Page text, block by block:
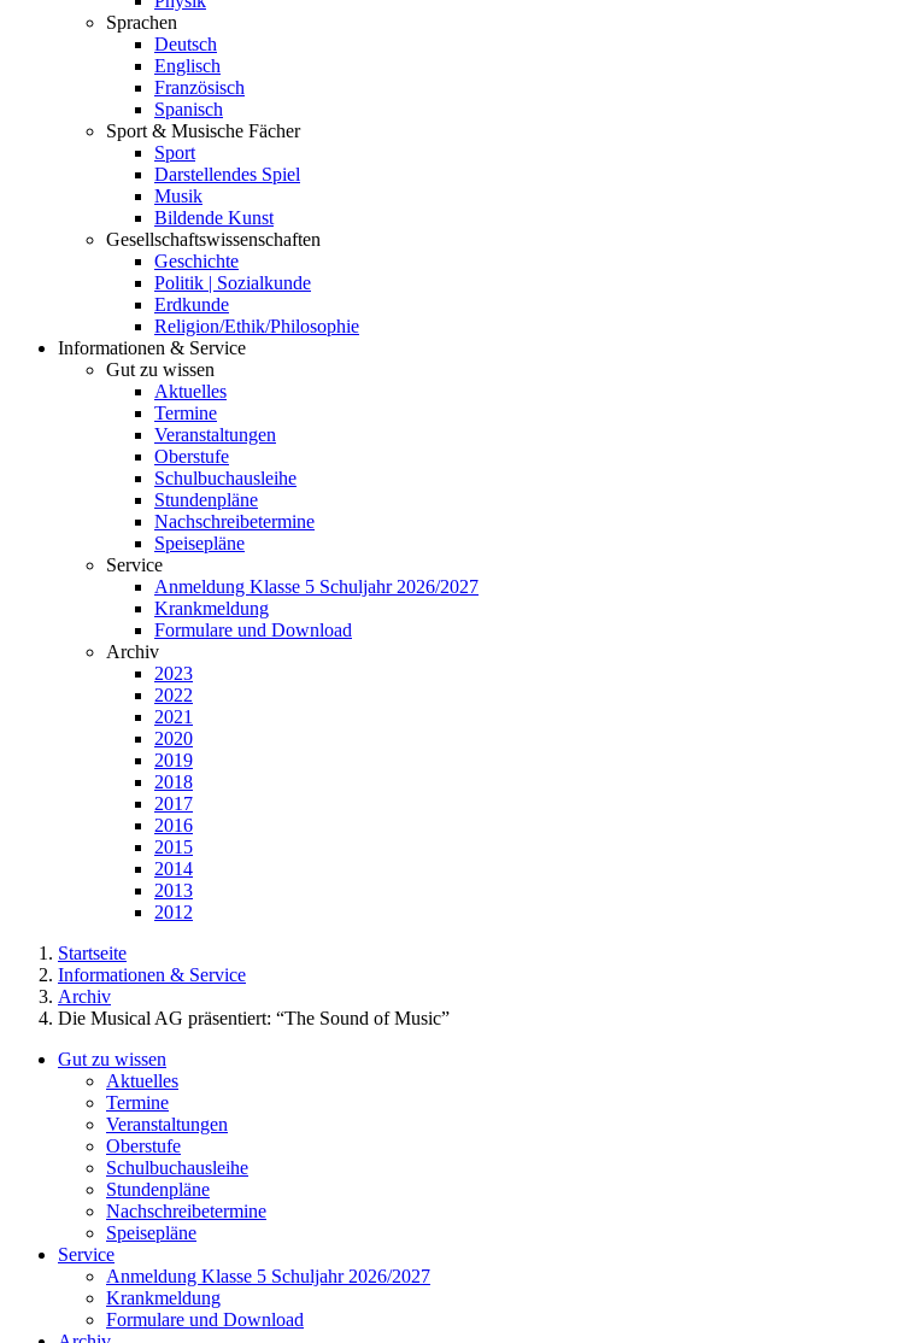
Sprachen
Deutsch
Englisch
Französisch
Spanisch
Sport & Musische Fächer
Sport
Darstellendes Spiel
Musik
Bildende Kunst
Gesellschaftswissenschaften
Geschichte
Politik | Sozialkunde
Erdkunde
Religion/Ethik/Philosophie
Informationen & Service
Gut zu wissen
Aktuelles
Termine
Veranstaltungen
Oberstufe
Schulbuchausleihe
Stundenpläne
Nachschreibetermine
Speisepläne
Service
Anmeldung Klasse 5 Schuljahr 2026/2027
Krankmeldung
Formulare und Download
Archiv
2023
2022
2021
2020
2019
2018
2017
2016
2015
2014
2013
2012
Startseite
Informationen & Service
Archiv
Die Musical AG präsentiert: “The Sound of Music”
Gut zu wissen
Aktuelles
Termine
Veranstaltungen
Oberstufe
Schulbuchausleihe
Stundenpläne
Nachschreibetermine
Speisepläne
Service
Anmeldung Klasse 5 Schuljahr 2026/2027
Krankmeldung
Formulare und Download